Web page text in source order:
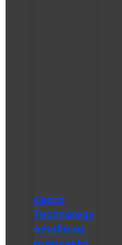
Cerca
Technology
amplía su